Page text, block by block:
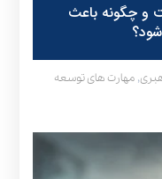
و چگونه باعث
,مهارت های توسعه